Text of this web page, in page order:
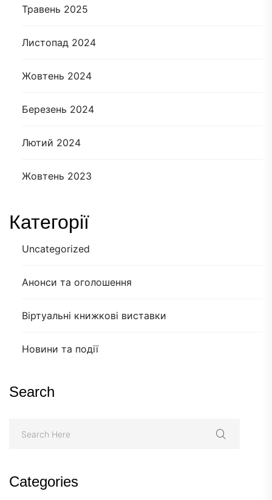
Травень 2025
Листопад 2024
Жовтень 2024
Березень 2024
Лютий 2024
Жовтень 2023
Категорії
Uncategorized
Анонси та оголошення
Віртуальні книжкові виставки
Новини та події
Search
Categories